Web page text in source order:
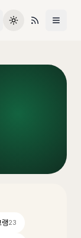
랭23